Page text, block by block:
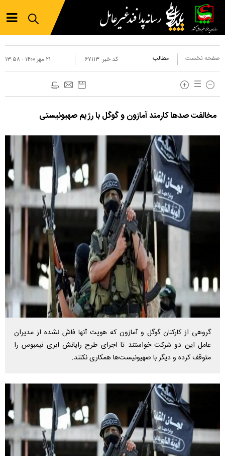
صفحه نخست مطالب ۲۱ مهر ۱۴۰۰ - ۱۳:۵۸ کد خبر:۶۷۱۱۳
مخالفت صدها کارمند آمازون و گوگل با رژیم صهیونیستی
گروهی از کارکنان گوگل و آمازون که هویت آنها فاش نشده از مدیران
عامل این دو شرکت خواستند تا اجرای طرح رایانش ابری نیمبوس را
متوقف کرده و دیگر با صهیونیست‌ها همکاری نکنند.